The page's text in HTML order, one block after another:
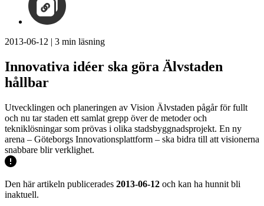
2013-06-12 | 3 min läsning
Innovativa idéer ska göra Älvstaden
hållbar
Utvecklingen och planeringen av Vision Älvstaden pågår för fullt
och nu tar staden ett samlat grepp över de metoder och
tekniklösningar som prövas i olika stadsbyggnadsprojekt. En ny
arena – Göteborgs Innovationsplattform – ska bidra till att visionerna
snabbare blir verklighet.
Den här artikeln publicerades 2013-06-12 och kan ha hunnit bli
inaktuell.